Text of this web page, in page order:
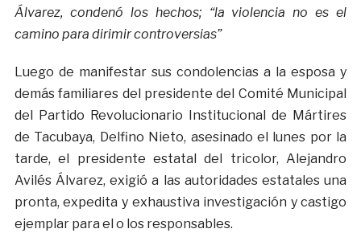
Álvarez, condenó los hechos; “la violencia no es el
camino para dirimir controversias”
Luego de manifestar sus condolencias a la esposa y
demás familiares del presidente del Comité Municipal
del Partido Revolucionario Institucional de Mártires
de Tacubaya, Delfino Nieto, asesinado el lunes por la
tarde, el presidente estatal del tricolor, Alejandro
Avilés Álvarez, exigió a las autoridades estatales una
pronta, expedita y exhaustiva investigación y castigo
ejemplar para el o los responsables.